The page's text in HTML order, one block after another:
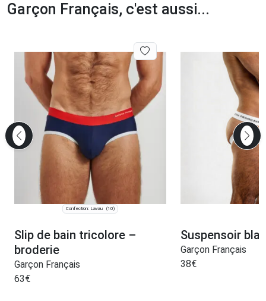
Garçon Français, c'est aussi...
Confection: Lavau (10)
Slip de bain tricolore –
broderie
Garçon Français
63€
Suspensoir
Garçon Français
38€